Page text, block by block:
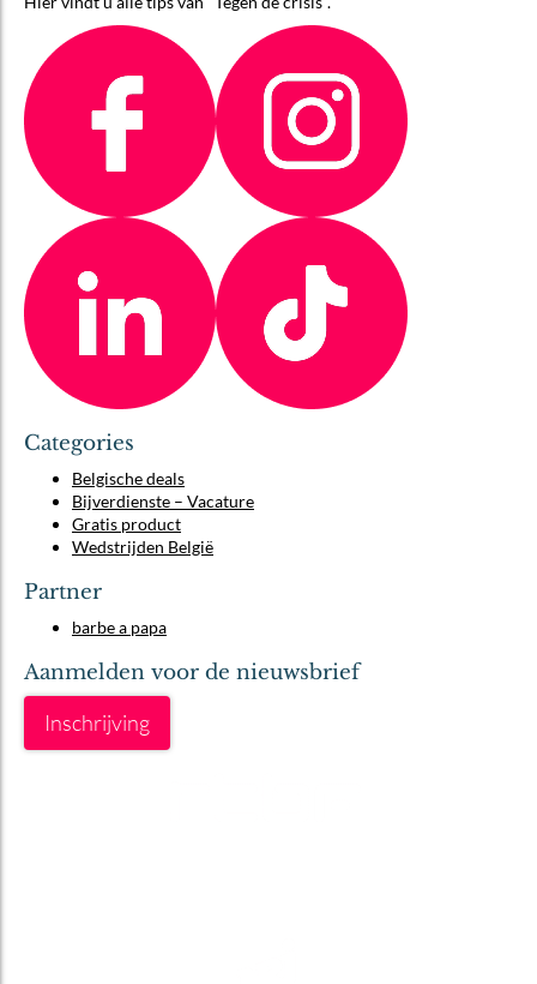
Categories
Belgische deals
Bijverdienste – Vacature
Gratis product
Wedstrijden België
Partner
barbe a papa
Aanmelden voor de nieuwsbrief
Inschrijving